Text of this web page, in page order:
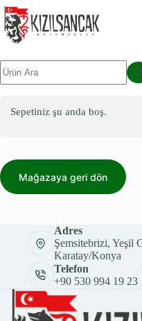
İçeriğe
geç
Sonuç
yok
Sepetiniz şu anda boş.
Mağazaya geri dön
Adres
Şemsitebrizi, Yeşil
Karatay/Konya
Telefon
+90 530 994 19 23